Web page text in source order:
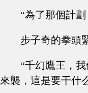
“為了那個計
步子奇的拳頭
“千幻鷹王，
來襲，這是要干什